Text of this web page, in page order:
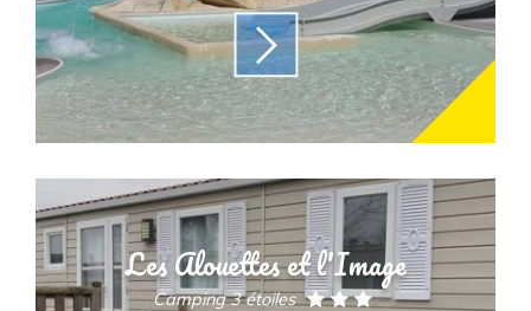
Les Alouettes et l'Image
Camping 3 étoiles